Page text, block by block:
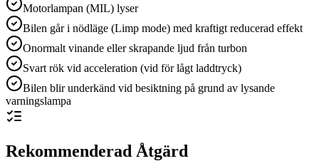
Motorlampan (MIL) lyser
Bilen går i nödläge (Limp mode) med kraftigt reducerad effekt
Onormalt vinande eller skrapande ljud från turbon
Svart rök vid acceleration (vid för lågt laddtryck)
Bilen blir underkänd vid besiktning på grund av lysande
varningslampa
Rekommenderad Åtgärd